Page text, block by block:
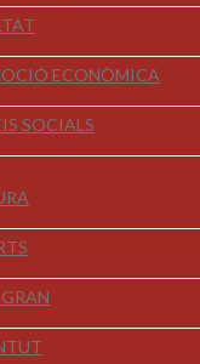
ECONÒMICA
SOCIALS